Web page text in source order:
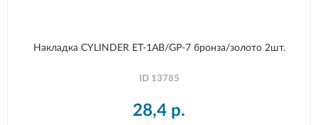
Накладка CYLINDER ET-1AB/GP-7 бронза/золото 2шт.
ID 13785
28,4 р.